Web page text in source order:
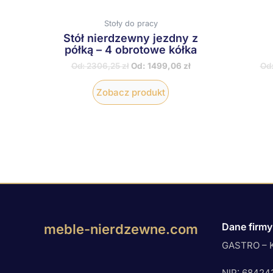
Stoły do pracy
Stół nierdzewny jezdny z
półką – 4 obrotowe kółka
Od:2306,25zł Od: 1499,06 zł
Zobacz produkt
meble-nierdzewne.com Dane firmy
GASTRO –